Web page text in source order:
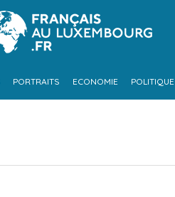
PORTRAITS ECONOMIE POLITIQUE